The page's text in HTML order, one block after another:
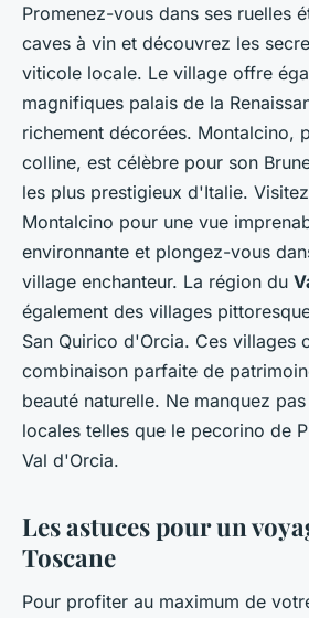
Promenez-vous dans ses ruelles
caves à vin et découvrez les
viticole locale. Le village offre
magnifiques palais de la
richement décorées. Montalcino,
colline, est célèbre pour son
les plus prestigieux d'Italie.
Montalcino pour une vue
environnante et plongez-vous
village enchanteur. La région du
également des villages
San Quirico d'Orcia. Ces villages
combinaison parfaite de
beauté naturelle. Ne manquez
locales telles que le pecorino de
Val d'Orcia.
Les astuces pour un
Toscane
Pour profiter au maximum de